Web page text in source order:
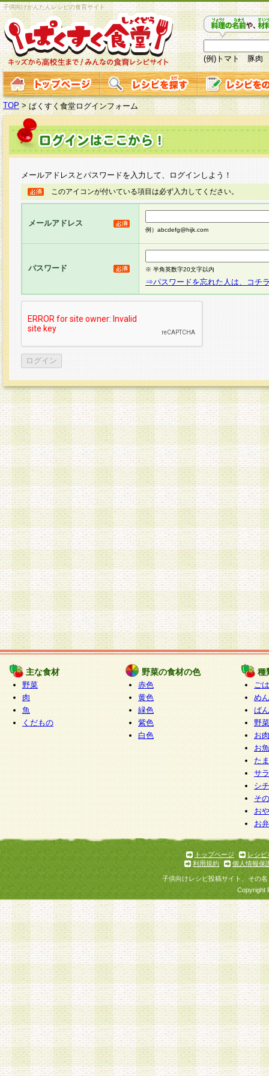
子供向けかんたんレシピの食育サイト
(例)トマト 豚肉
TOP > ぱくすく食堂ログインフォーム
メールアドレスとパスワードを入力して、ログインしよう！
このアイコンが付いている項目は必ず入力してください。
メールアドレス
例）abcdefg@hijk.com
パスワード ※ 半角英数字20文字以内
⇒パスワードを忘れた人は、コチ
主な食材
野菜
肉
魚
くだもの
野菜の食材の色
赤色
黄色
緑色
紫色
白色
種
ご
めん
ぱん
野
お
お
た
サ
シ
そ
お
お
トップページ
レシピ
利用規約
個人情報保
子供向けレシピ投稿サイト、その
Copyright